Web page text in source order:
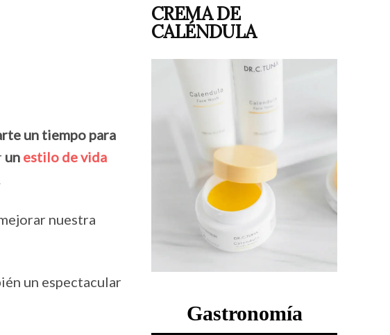
un tiempo para
un estilo de vida
nuestra
un espectacular
CREMA DE
CALÉNDULA
Gastronomía